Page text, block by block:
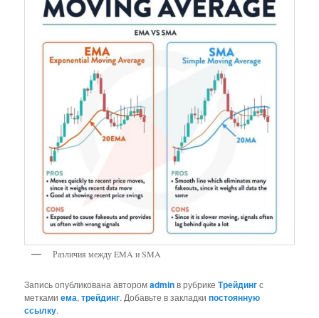
Различия между EMA и SMA
Запись опубликована авторомadminв рубрикеТрейдингс
меткамиема,трейдинг. Добавьте в закладкипостоянную
ссылку.